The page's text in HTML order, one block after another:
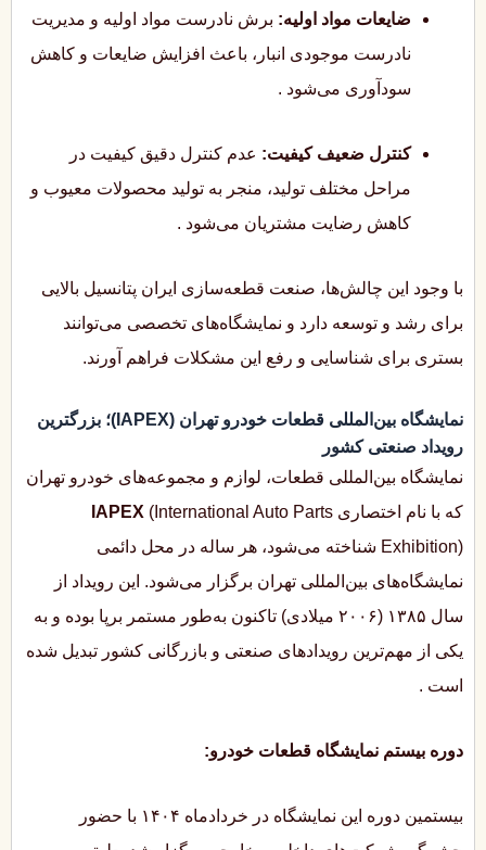
ضایعات مواد اولیه: برش نادرست مواد اولیه و مدیریت
نادرست موجودی انبار، باعث افزایش ضایعات و کاهش
سودآوری می‌شود .
کنترل ضعیف کیفیت: عدم کنترل دقیق کیفیت در
مراحل مختلف تولید، منجر به تولید محصولات معیوب و
کاهش رضایت مشتریان می‌شود .
با وجود این چالش‌ها، صنعت قطعه‌سازی ایران پتانسیل بالایی
برای رشد و توسعه دارد و نمایشگاه‌های تخصصی می‌توانند
بستری برای شناسایی و رفع این مشکلات فراهم آورند.
نمایشگاه بین‌المللی قطعات خودرو تهران (IAPEX)؛ بزرگترین
رویداد صنعتی کشور
نمایشگاه بین‌المللی قطعات، لوازم و مجموعه‌های خودرو تهران
که با نام اختصاری
IAPEX (International Auto Parts
Exhibition) شناخته می‌شود، هر ساله در محل دائمی
نمایشگاه‌های بین‌المللی تهران برگزار می‌شود. این رویداد از
سال ۱۳۸۵ (۲۰۰۶ میلادی) تاکنون به‌طور مستمر برپا بوده و به
یکی از مهم‌ترین رویدادهای صنعتی و بازرگانی کشور تبدیل شده
است .
دوره بیستم نمایشگاه قطعات خودرو:
بیستمین دوره این نمایشگاه در خردادماه ۱۴۰۴ با حضور